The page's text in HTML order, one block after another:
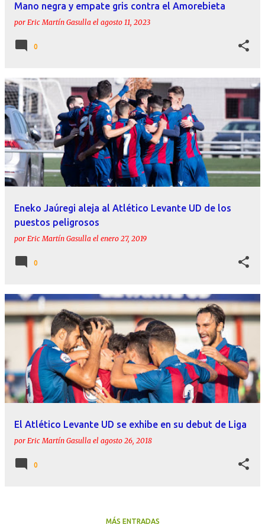
Mano negra y empate gris contra el Amorebieta
por Eric Martín Gasulla el agosto 11, 2023
0
Eneko Jaúregi aleja al Atlético Levante UD de los
puestos peligrosos
por Eric Martín Gasulla el enero 27, 2019
0
El Atlético Levante UD se exhibe en su debut de Liga
por Eric Martín Gasulla el agosto 26, 2018
0
MÁS ENTRADAS